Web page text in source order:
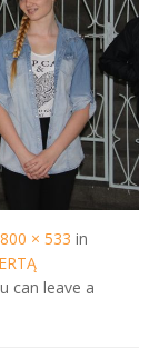
800 × 533 in
can leave a